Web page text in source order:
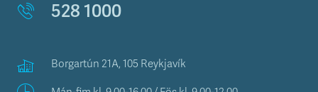
528 1000
Borgartún 21A, 105 Reykjavík